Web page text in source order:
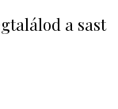
a sast